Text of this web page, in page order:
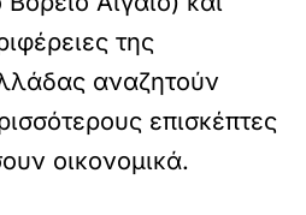
της
αναζητούν
επισκέπτες
οικονομικά.